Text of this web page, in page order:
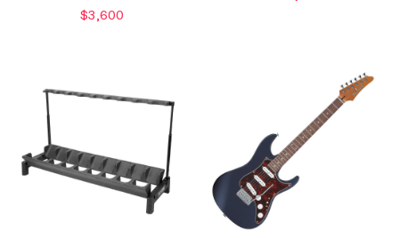
$3,600